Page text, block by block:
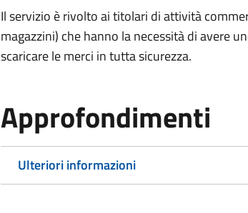
Il servizio è rivolto ai titolari di attività
magazzini) che hanno la necessità di avere
scaricare le merci in tutta sicurezza.
Approfondimenti
Ulteriori informazioni